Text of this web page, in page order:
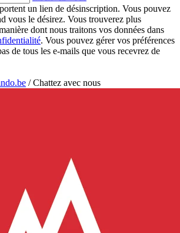
un lien de désinscription. Vous pouvez
vous le désirez. Vous trouverez plus
dont nous traitons vos données dans
. Vous pouvez gérer vos préférences
de tous les e-mails que vous recevrez de
/Chattez avec nous